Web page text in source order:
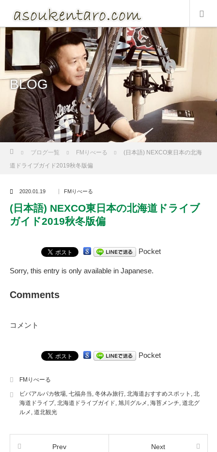
BLOG
ブログ一覧 FMりべーる
(日本語) NEXCO東日本の北海
道ドライブガイド2019秋冬版偏
2020.01.19 FMりべーる
(日本語) NEXCO東日本の北海道ドライブ
ガイド2019秋冬版偏
Pocket
Sorry, this entry is only available in Japanese.
Comments
コメント
Pocket
FMりべーる
ビバアルパカ牧場 七福弁当 冬休み旅行 北海道おすすめスポット
北
海道ドライブ 北海道ドライブガイド 旭川グルメ 海苔メンチ 道北グ
ルメ 道北観光
Prev Next